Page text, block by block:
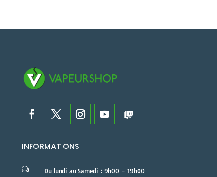
INFORMATIONS
w Du lundi au Samedi : 9h00 – 19h00